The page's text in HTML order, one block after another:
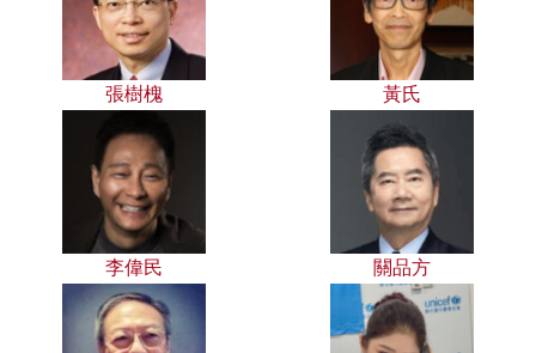
張樹槐 黃氏
李偉民 關品方